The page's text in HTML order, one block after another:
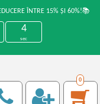
ÎNTRE 15% ȘI 60%!📚
3
sec
0